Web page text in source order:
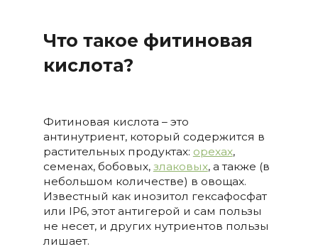
Что такое фитиновая
кислота?
Фитиновая кислота – это
антинутриент, который содержится в
растительных продуктах: орехах,
семенах, бобовых, злаковых, а также (в
небольшом количестве) в овощах.
Известный как инозитол гексафосфат
или IP6, этот антигерой и сам пользы
не несет, и других нутриентов пользы
лишает.